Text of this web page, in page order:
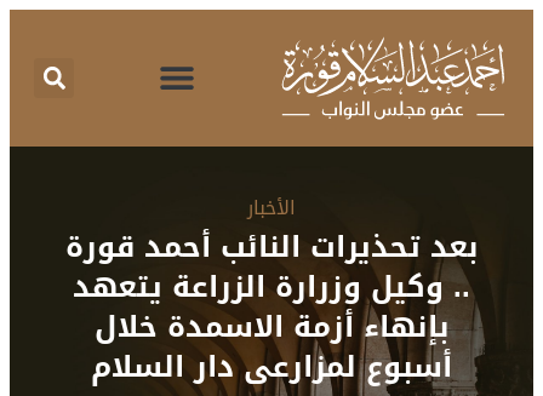
الأخبار
بعد تحذيرات النائب أحمد قورة
.. وكيل وزرارة الزراعة يتعهد
بإنهاء أزمة الاسمدة خلال
أسبوع لمزارعى دار السلام